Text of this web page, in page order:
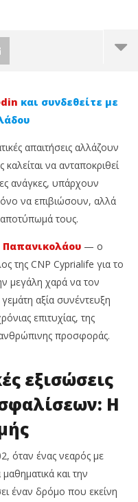
Η πορεία του
και συνδεθείτε με
απαιτήσεις αλλάζουν
να ανταποκριθεί
ανάγκες, υπάρχουν
να επιβιώσουν, αλλά
τους.
Παπανικολάου — ο
της CNP Cyprialife για το
μεγάλη χαρά να τον
αξία συνέντευξη
επιτυχίας, της
ανθρώπινης προσφοράς.
εξισώσεις
Η
όταν ένας νεαρός με
και την
έναν δρόμο που εκείνη